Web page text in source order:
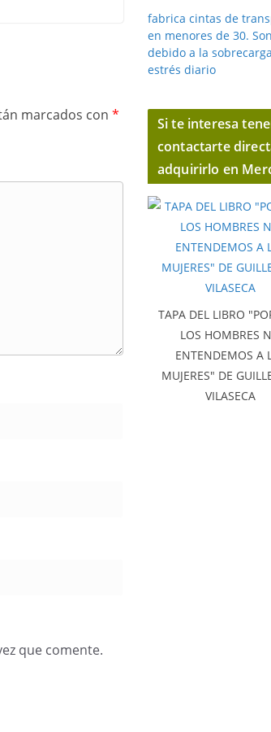
marcados con *
que comente.
fabrica cintas de
en menores de 30.
debido a la
estrés diario
Si te interesa
contactarte
adquirirlo en
TAPA DEL LIBRO
LOS HOMBRES
ENTENDEMOS A
MUJERES" DE
VILASECA